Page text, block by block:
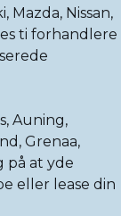
Mazda, Nissan,
ti forhandlere
Auning,
Grenaa,
på at yde
eller lease din